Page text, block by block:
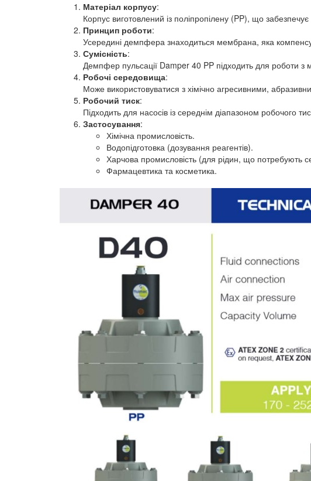
Матеріал корпусу:
Корпус виготовлений із поліпропілену (PP), що
Принцип роботи:
Усередині демпфера знаходиться мембрана, яка
Сумісність:
Демпфер пульсації Damper 40 PP підходить для роботи
Робочі середовища:
Може використовуватися з хімічно агресивними,
Робочий тиск:
Підходить для насосів із середнім діапазоном робочого
Застосування:
Хімічна промисловість.
Водопідготовка (дозування реагентів).
Харчова промисловість (для рідин, що потребують
Фармацевтика та косметика.